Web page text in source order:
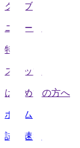
クラブ
ニュース
特集
スタッツ
はじめての方へ
ホーム
試合速報